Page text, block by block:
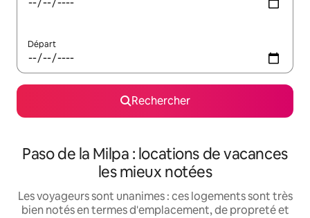
Départ
Rechercher
Paso de la Milpa : locations de vacances
les mieux notées
Les voyageurs sont unanimes : ces logements sont très
bien notés en termes d'emplacement, de propreté et